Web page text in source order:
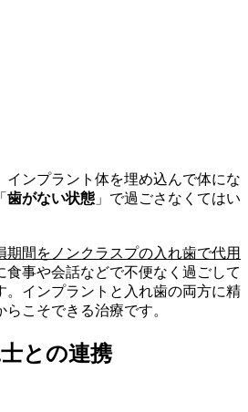
インプラント体を埋め込んで体にな
歯がない状態 」で過ごさなくてはい
期間をノンクラスプの入れ歯で代用
食事や会話などで不便なく過ごして
。インプラントと入れ歯の両方に精
こそできる治療です。
との連携